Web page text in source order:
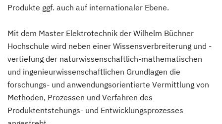
Produkte ggf. auch auf internationaler Ebene.
Mit dem Master Elektrotechnik der Wilhelm Büchner
Hochschule wird neben einer Wissensverbreiterung und -
vertiefung der naturwissenschaftlich-mathematischen
und ingenieurwissenschaftlichen Grundlagen die
forschungs- und anwendungsorientierte Vermittlung von
Methoden, Prozessen und Verfahren des
Produktentstehungs- und Entwicklungsprozesses